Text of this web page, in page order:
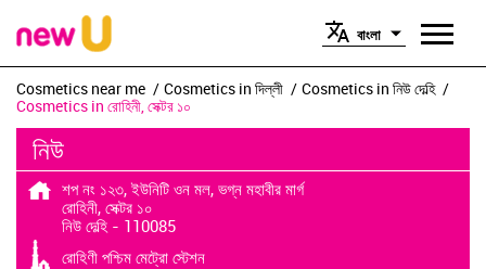
বাংলা
Cosmetics near me Cosmetics in দিল্লী
Cosmetics in নিউ দেল্হি
Cosmetics in রোহিনী, সেক্টর ১০
নিউ
শপ নং ১২৩, ইউনিটি ওন মল, ভগ্ন মহাবীর মার্গ
রোহিনী, সেক্টর ১০
নিউ দেল্হি - 110085
রোহিণী পশ্চিম মেট্রো স্টেশন